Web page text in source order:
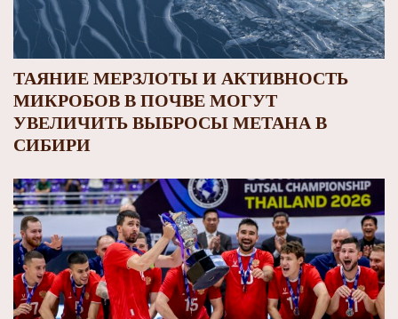
ТАЯНИЕ МЕРЗЛОТЫ И АКТИВНОСТЬ
МИКРОБОВ В ПОЧВЕ МОГУТ
УВЕЛИЧИТЬ ВЫБРОСЫ МЕТАНА В
СИБИРИ